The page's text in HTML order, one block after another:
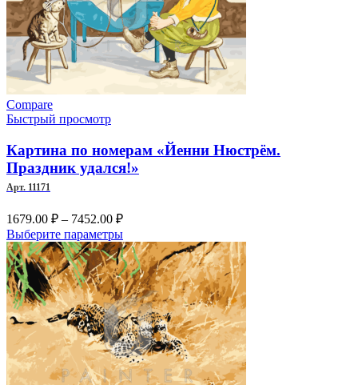
можно
выбрать
на
странице
товара.
Compare
Быстрый просмотр
Картина по номерам «Йенни Нюстрём.
Праздник удался!»
Арт. 11171
1679.00 ₽ – 7452.00 ₽Диапазон
цен:
1679.00 ₽
–
7452.00 ₽
Выберите параметрыЭтот
товар
имеет
несколько
вариаций.
Опции
можно
выбрать
на
странице
товара.